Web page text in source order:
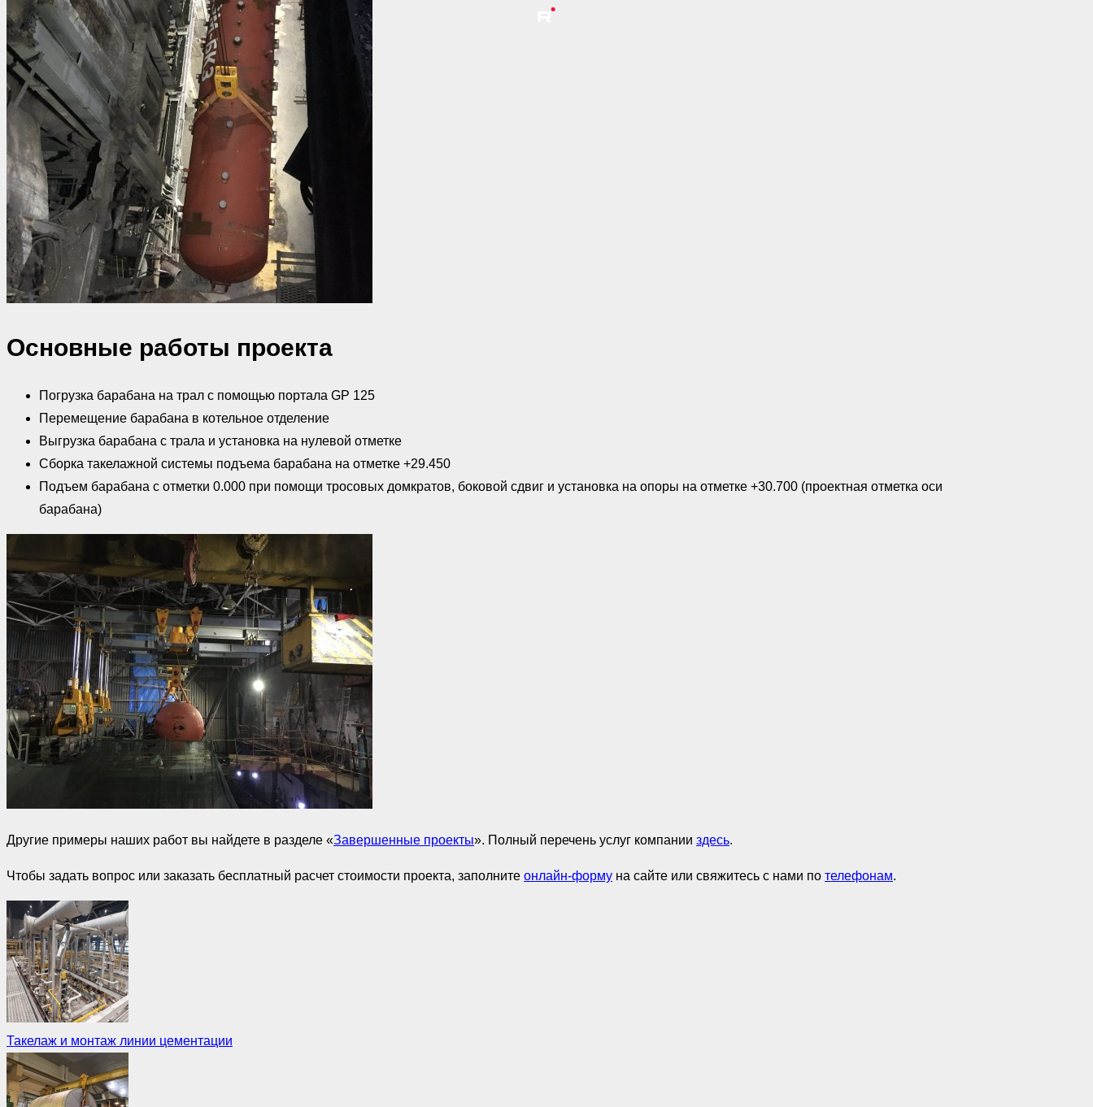
Основные работы проекта
Погрузка барабана на трал с помощью портала GP 125
Перемещение барабана в котельное отделение
Выгрузка барабана с трала и установка на нулевой отметке
Сборка такелажной системы подъема барабана на отметке +29.450
Подъем барабана с отметки 0.000 при помощи тросовых домкратов, боковой сдвиг и установка на опоры на отметке +30.700 (проектная отметка оси
барабана)
Другие примеры наших работ вы найдете в разделе «Завершенные проекты». Полный перечень услуг компании здесь.
Чтобы задать вопрос или заказать бесплатный расчет стоимости проекта, заполните онлайн-форму на сайте или свяжитесь с нами по телефонам.
Такелаж и монтаж линии цементации